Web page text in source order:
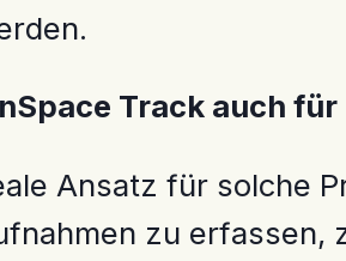
Track auch
Ansatz für solche
zu